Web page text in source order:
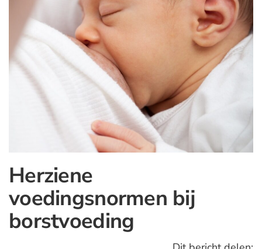
Herziene
voedingsnormen bij
borstvoeding